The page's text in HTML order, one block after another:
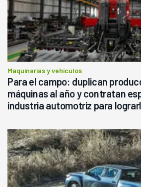
Maquinarias y vehículos
Para el campo: duplican
máquinas al año y contratan
industria automotriz para